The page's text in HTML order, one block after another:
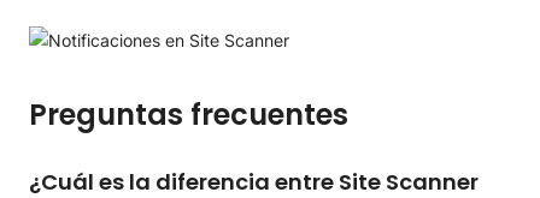
Preguntas frecuentes
¿Cuál es la diferencia entre Site Scanner